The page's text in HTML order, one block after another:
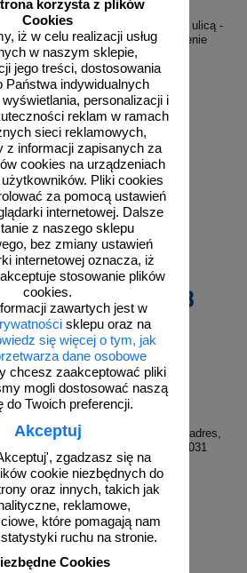
korzysta z plików
Cookies
iż w celu realizacji usług
w naszym sklepie,
jego treści, dostosowania
Państwa indywidualnych
personalizacji i
reklam w ramach
sieci reklamowych,
z informacji zapisanych za
cookies na urządzeniach
Pliki cookies
za pomocą ustawień
internetowej. Dalsze
z naszego sklepu
bez zmiany ustawień
internetowej oznacza, iż
stosowanie plików
cookies.
zawartych jest w
sklepu oraz na
się więcej o tym, jak
dane osobowe
chcesz zaakceptować pliki
mogli dostosować naszą
do Twoich preferencji.
Akceptuj
zgadzasz się na
cookie niezbędnych do
oraz innych, takich jak
reklamowe,
które pomagają nam
ruchu na stronie.
Cookies
ulica i
EM_4_custom
Tablica z numerem domu i ulicą -
szyld, znak na zamówienie
zobacz
adres,
Ulica i numer budynku 2 - adres,
znak informacyjny - PA031
od 74,71 zł
60,74 zł netto